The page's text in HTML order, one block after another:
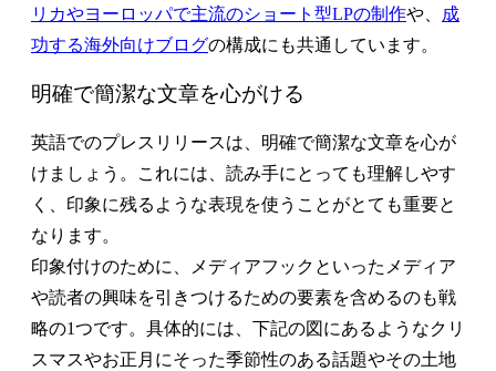
リカやヨーロッパで主流のショート型LPの制作や、
成
功する海外向けブログの構成にも共通しています。
明確で簡潔な文章を心がける
英語でのプレスリリースは、明確で簡潔な文章を心が
けましょう。これには、読み手にとっても理解しやす
く、印象に残るような表現を使うことがとても重要と
なります。
印象付けのために、メディアフックといったメディア
や読者の興味を引きつけるための要素を含めるのも戦
略の1つです。具体的には、下記の図にあるようなクリ
スマスやお正月にそった季節性のある話題やその土地